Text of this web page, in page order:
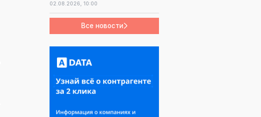
02.08.2026, 10:00
Все новости